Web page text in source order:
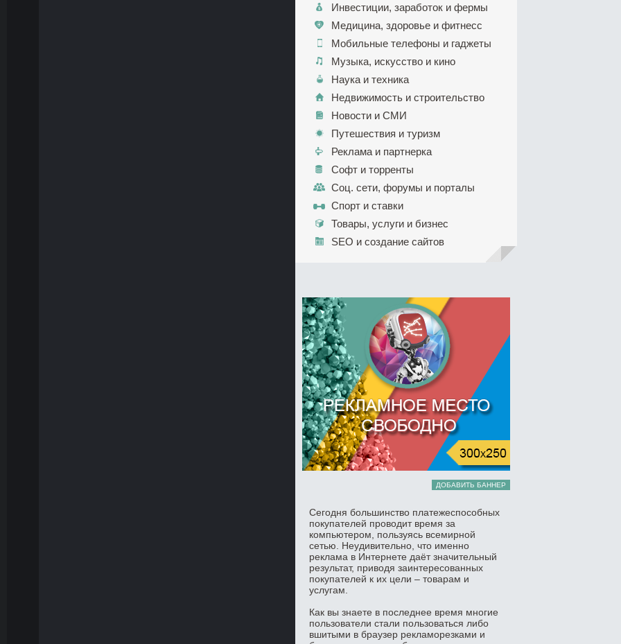
Инвестиции, заработок и фермы
Медицина, здоровье и фитнесс
Мобильные телефоны и гаджеты
Музыка, искусство и кино
Наука и техника
Недвижимость и строительство
Новости и СМИ
Путешествия и туризм
Реклама и партнерка
Софт и торренты
Соц. сети, форумы и порталы
Спорт и ставки
Товары, услуги и бизнес
SEO и создание сайтов
ДОБАВИТЬ БАННЕР
Сегодня большинство платежеспособных
покупателей проводит время за
компьютером, пользуясь всемирной
сетью. Неудивительно, что именно
реклама в Интернете даёт значительный
результат, приводя заинтересованных
покупателей к их цели – товарам и
услугам.
Как вы знаете в последнее время многие
пользователи стали пользоваться либо
вшитыми в браузер рекламорезками и